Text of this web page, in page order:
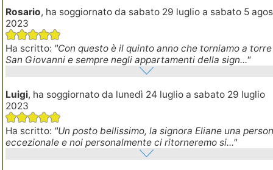
Rosario, ha soggiornato da sabato 29 luglio a sabato 5
2023
Ha scritto: "Con questo è il quinto anno che torniamo a torre
San Giovanni e sempre negli appartamenti della sign..."
Luigi, ha soggiornato da lunedì 24 luglio a sabato 29 luglio
2023
Ha scritto: "Un posto bellissimo, la signora Eliane una
eccezionale e noi personalmente ci ritorneremo si..."